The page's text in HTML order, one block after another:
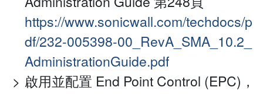
https://www.sonicwall.com/techdocs/p
df/232-005398-00_RevA_SMA_10.2_
AdministrationGuide.pdf
啟用並配置 End Point Control (EPC)，